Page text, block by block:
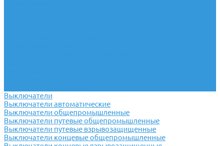
Выключатели
Выключатели автоматические
Выключатели общепромышленные
Выключатели путевые общепромышленные
Выключатели путевые взрывозащищенные
Выключатели концевые общепромышленные